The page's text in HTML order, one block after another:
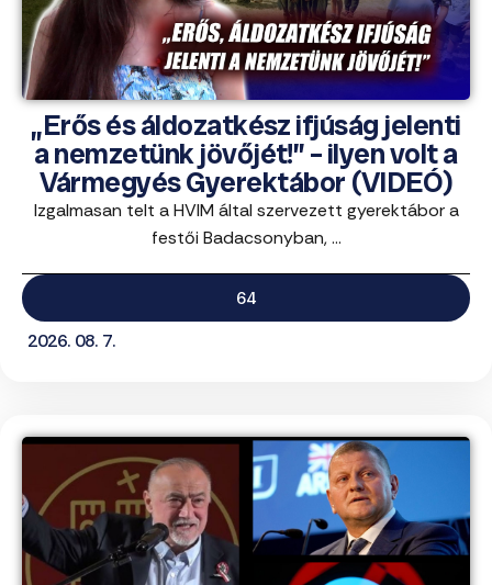
„Erős és áldozatkész ifjúság jelenti
a nemzetünk jövőjét!” – ilyen volt a
Vármegyés Gyerektábor (VIDEÓ)
Izgalmasan telt a HVIM által szervezett gyerektábor a
festői Badacsonyban, ...
64
2026. 08. 7.